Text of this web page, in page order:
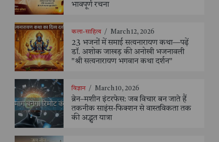
भावपूर्ण रचना
कला-साहित्य / March 12, 2026
23 भजनों में समाई सत्यनारायण कथा—पढ़ें
डॉ. अशोक जाखड़ की अनोखी भजनावली
"श्री सत्यनारायण भगवान कथा दर्शन"
विज्ञान / March 10, 2026
ब्रेन–मशीन इंटरफेस: जब विचार बन जाते हैं
तकनीक साइंस-फिक्शन से वास्तविकता तक
की अद्भुत यात्रा